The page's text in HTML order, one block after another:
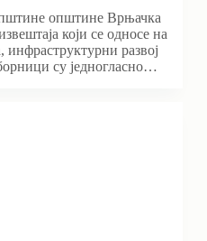
општине Врњачка
који се односе на
развој
су једногласно…